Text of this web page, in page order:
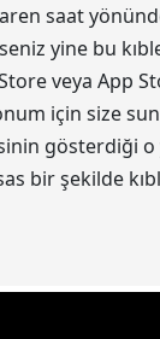
saat
yine bu
veya App
için size
gösterdiği o
bir şekilde